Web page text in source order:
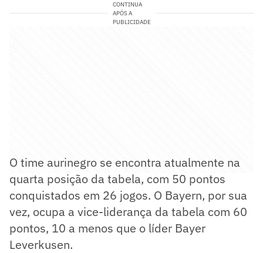
CONTINUA
APÓS A
PUBLICIDADE
O time aurinegro se encontra atualmente na
quarta posição da tabela, com 50 pontos
conquistados em 26 jogos. O Bayern, por sua
vez, ocupa a vice-liderança da tabela com 60
pontos, 10 a menos que o líder Bayer
Leverkusen.